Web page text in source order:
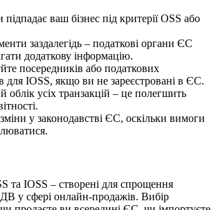
підпадає ваш бізнес під критерії OSS або
заздалегідь – податкові органи ЄС
додаткову інформацію.
посередників або податкових
для IOSS, якщо ви не зареєстровані в ЄС.
облік усіх транзакцій – це полегшить
у законодавстві ЄС, оскільки вимоги
та IOSS – створені для спрощення
у сфері онлайн-продажів. Вибір